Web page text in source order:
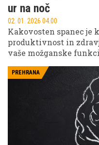
ur na noč
02. 01. 2026 04.00
Kakovosten spanec je
produktivnost in
vaše možganske
prilagoditvami
počitek in s tem
PREHRANA